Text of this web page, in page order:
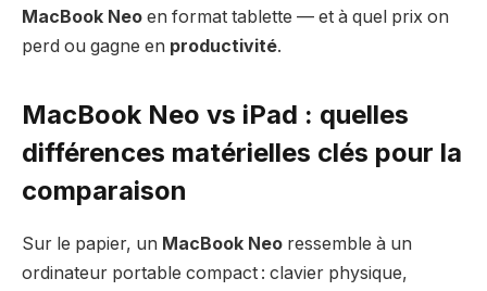
MacBook Neo en format tablette — et à quel prix on
perd ou gagne en productivité.
MacBook Neo vs iPad : quelles
différences matérielles clés pour la
comparaison
Sur le papier, un MacBook Neo ressemble à un
ordinateur portable compact : clavier physique,